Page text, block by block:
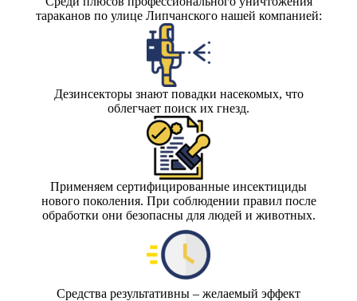
тараканов по улице Липчанского нашей компанией:
Дезинсекторы знают повадки насекомых, что
облегчает поиск их гнезд.
Применяем сертифицированные инсектициды
нового поколения. При соблюдении правил после
обработки они безопасны для людей и животных.
Средства результативны – желаемый эффект